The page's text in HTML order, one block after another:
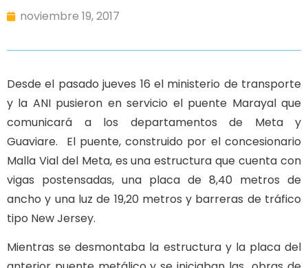
noviembre 19, 2017
Desde el pasado jueves 16 el ministerio de transporte
y la ANI pusieron en servicio el puente Marayal que
comunicará a los departamentos de Meta y
Guaviare. El puente, construido por el concesionario
Malla Vial del Meta, es una estructura que cuenta con
vigas postensadas, una placa de 8,40 metros de
ancho y una luz de 19,20 metros y barreras de tráfico
tipo New Jersey.
Mientras se desmontaba la estructura y la placa del